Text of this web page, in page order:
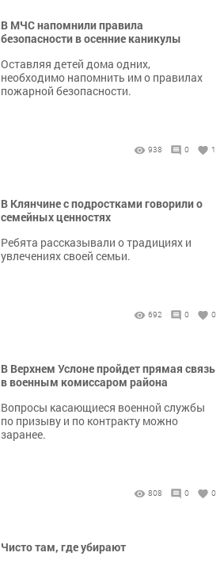
В МЧС напомнили правила
безопасности в осенние каникулы
Оставляя детей дома одних,
необходимо напомнить им о правилах
пожарной безопасности.
938 0 1
В Клянчине с подростками говорили о
семейных ценностях
Ребята рассказывали о традициях и
увлечениях своей семьи.
692 0 0
В Верхнем Услоне пройдет прямая связь
в военным комиссаром района
Вопросы касающиеся военной службы
по призыву и по контракту можно
заранее.
808 0 0
Чисто там, где убирают